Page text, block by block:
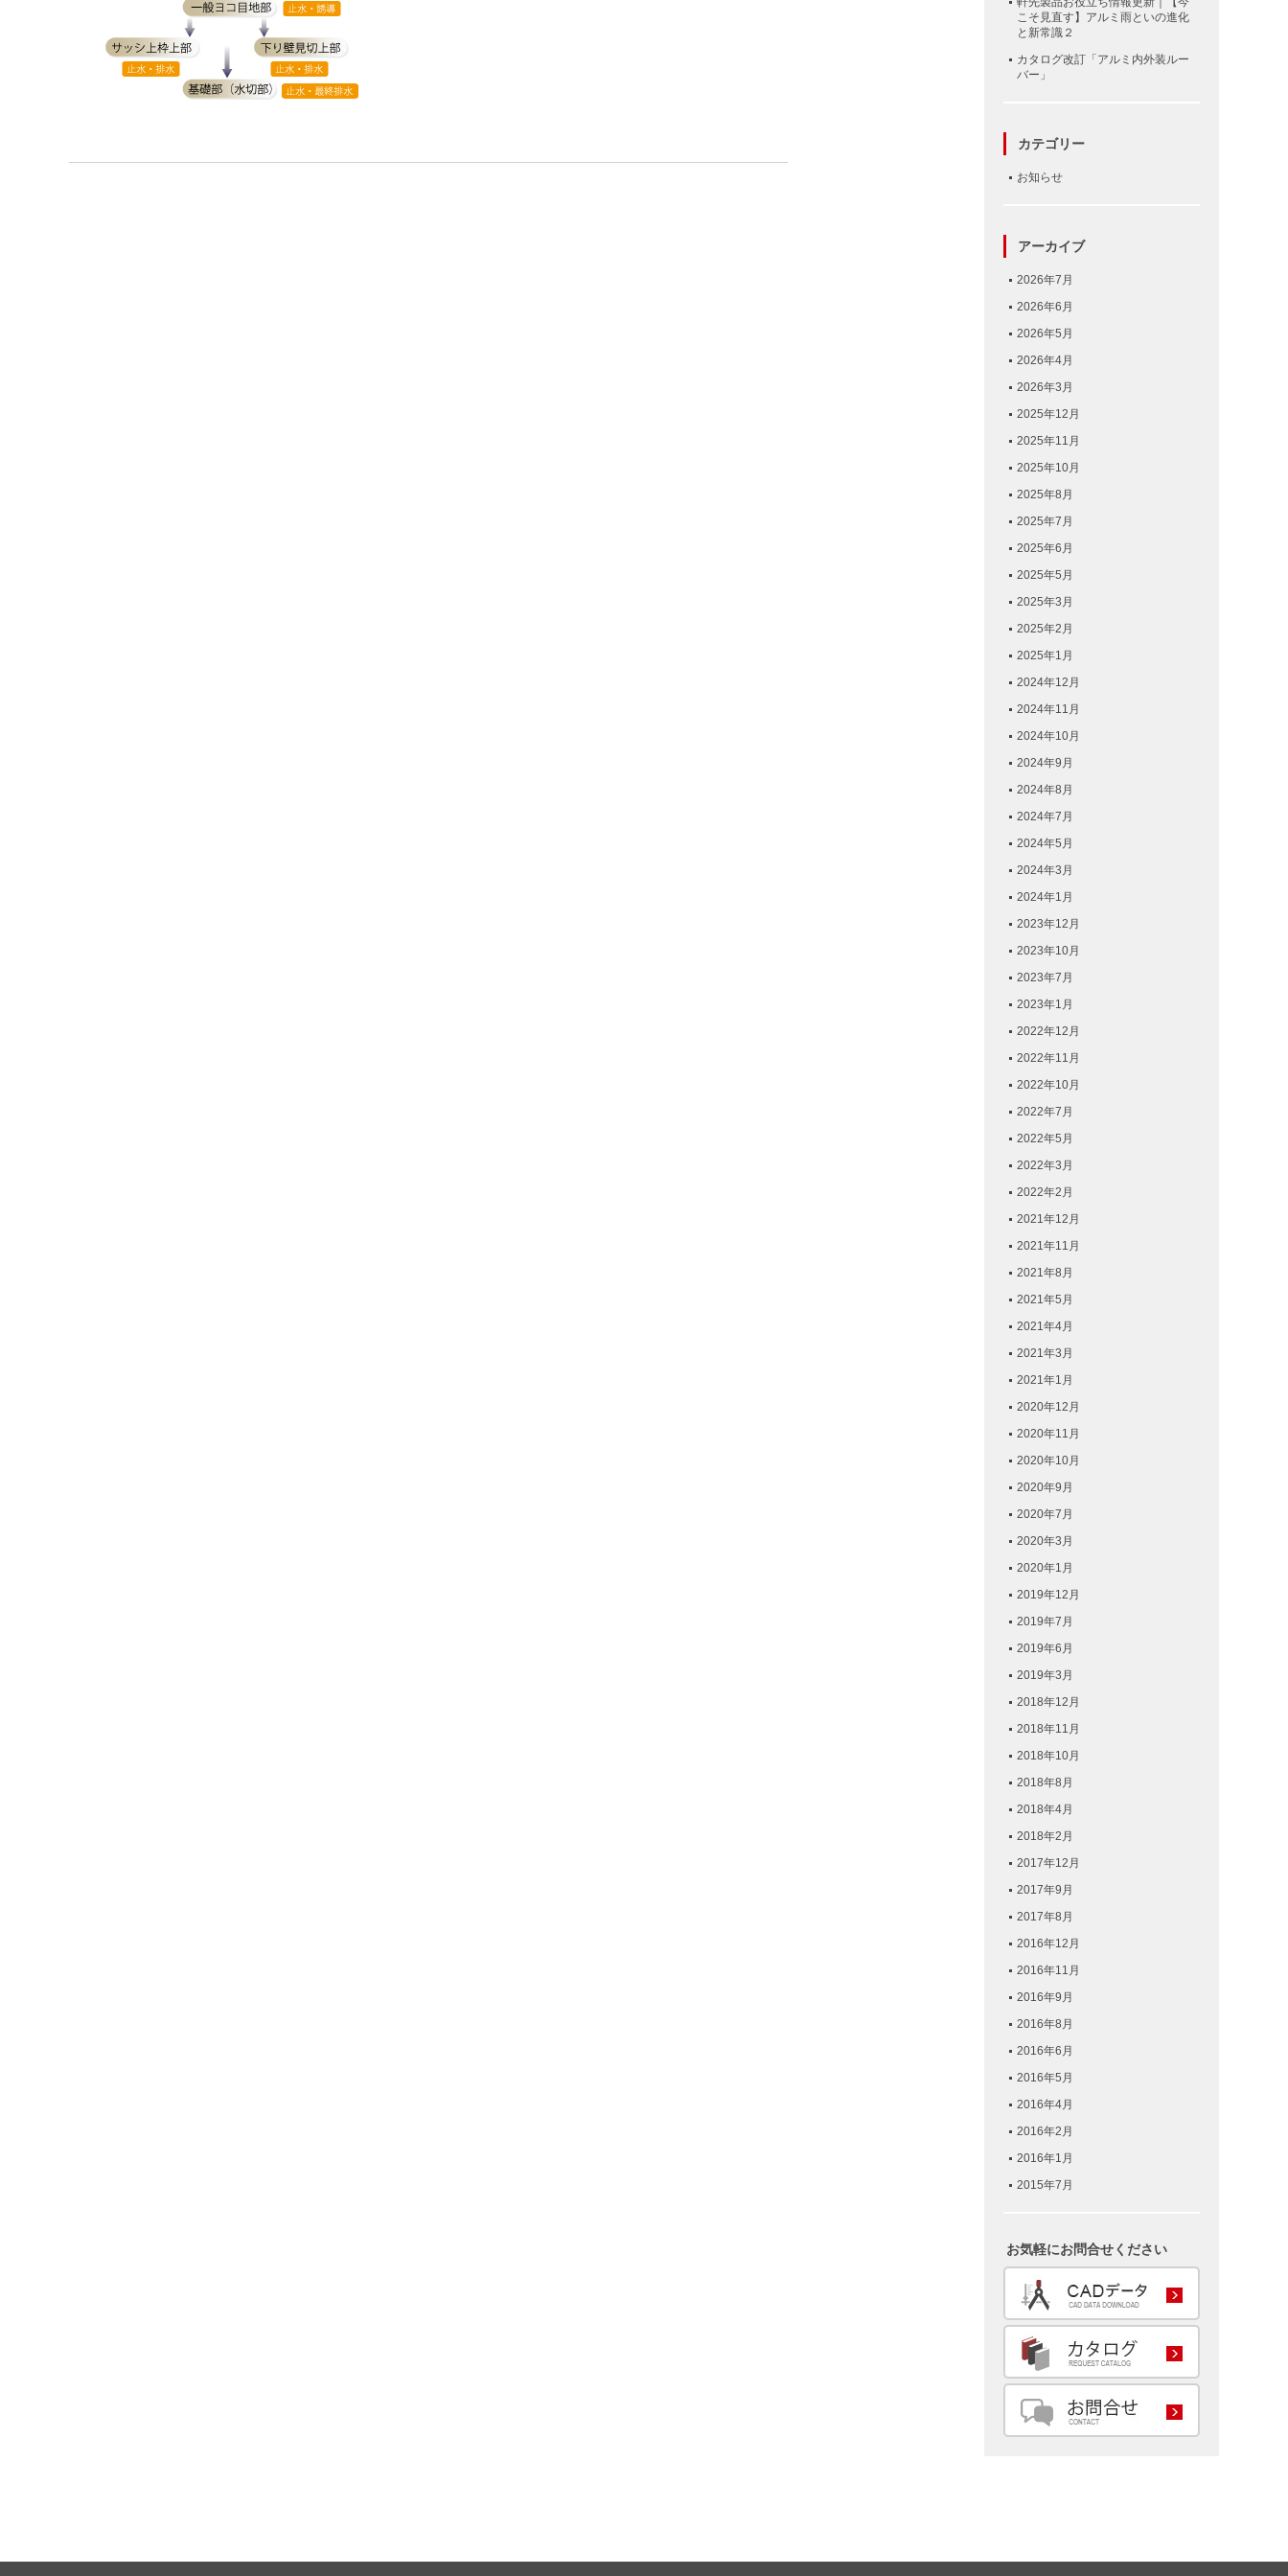
こそ見直す】アルミ雨といの進化
と新常識２
カタログ改訂「アルミ内外装ルー
バー」
カテゴリー
お知らせ
アーカイブ
2026年7月
2026年6月
2026年5月
2026年4月
2026年3月
2025年12月
2025年11月
2025年10月
2025年8月
2025年7月
2025年6月
2025年5月
2025年3月
2025年2月
2025年1月
2024年12月
2024年11月
2024年10月
2024年9月
2024年8月
2024年7月
2024年5月
2024年3月
2024年1月
2023年12月
2023年10月
2023年7月
2023年1月
2022年12月
2022年11月
2022年10月
2022年7月
2022年5月
2022年3月
2022年2月
2021年12月
2021年11月
2021年8月
2021年5月
2021年4月
2021年3月
2021年1月
2020年12月
2020年11月
2020年10月
2020年9月
2020年7月
2020年3月
2020年1月
2019年12月
2019年7月
2019年6月
2019年3月
2018年12月
2018年11月
2018年10月
2018年8月
2018年4月
2018年2月
2017年12月
2017年9月
2017年8月
2016年12月
2016年11月
2016年9月
2016年8月
2016年6月
2016年5月
2016年4月
2016年2月
2016年1月
2015年7月
お気軽にお問合せください